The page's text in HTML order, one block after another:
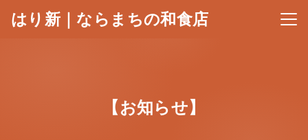
はり新｜ならまちの和食店 メニ
【お知らせ】